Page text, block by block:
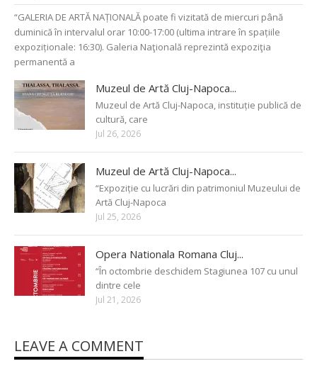
“GALERIA DE ARTĂ NAȚIONALĂ poate fi vizitată de miercuri până
duminică în intervalul orar 10:00-17:00 (ultima intrare în spațiile
expoziționale: 16:30). Galeria Naţională reprezintă expoziţia
permanentă a
Muzeul de Artă Cluj-Napoca...
Muzeul de Artă Cluj-Napoca, instituție publică de
cultură, care
Jul 26, 2026
Muzeul de Artă Cluj-Napoca...
“Expoziție cu lucrări din patrimoniul Muzeului de
Artă Cluj-Napoca
Jul 25, 2026
Opera Nationala Romana Cluj...
“În octombrie deschidem Stagiunea 107 cu unul
dintre cele
Jul 21, 2026
LEAVE A COMMENT